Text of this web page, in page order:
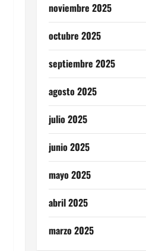
noviembre 2025
octubre 2025
septiembre 2025
agosto 2025
julio 2025
junio 2025
mayo 2025
abril 2025
marzo 2025